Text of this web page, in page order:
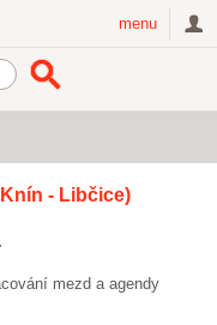
menu
- Libčice)
mezd a agendy